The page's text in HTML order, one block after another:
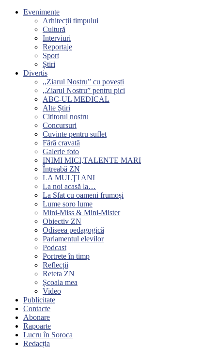
Evenimente
Arhitecții timpului
Cultură
Interviuri
Reportaje
Sport
Știri
Divertis
,,Ziarul Nostru” cu povești
„Ziarul Nostru” pentru pici
ABC-UL MEDICAL
Alte Știri
Cititorul nostru
Concursuri
Cuvinte pentru suflet
Fără cravată
Galerie foto
INIMI MICI,TALENTE MARI
Întreabă ZN
LA MULŢI ANI
La noi acasă la…
La Sfat cu oameni frumoși
Lume soro lume
Mini-Miss & Mini-Mister
Obiectiv ZN
Odiseea pedagogică
Parlamentul elevilor
Podcast
Portrete în timp
Reflecții
Reteta ZN
Școala mea
Video
Publicitate
Contacte
Abonare
Rapoarte
Lucru în Soroca
Redacția